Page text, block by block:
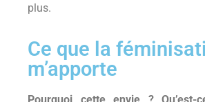
plus.
Ce que la
m’apporte
Pourquoi cette envie ?